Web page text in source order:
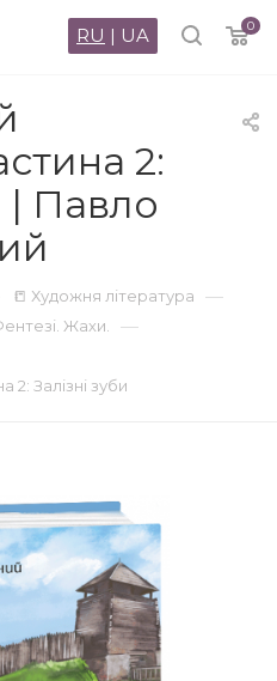
0
RU | UA
2:
| Павло
📒 Художня література —
Жахи. —
2: Залізні зуби